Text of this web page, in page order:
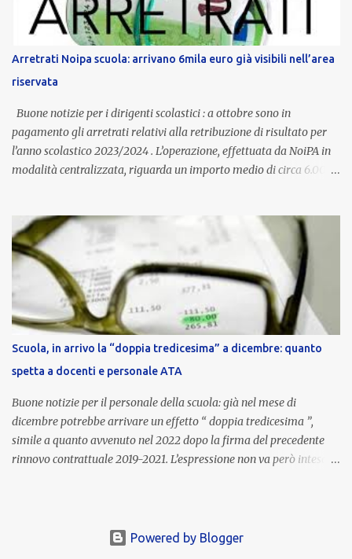
è un unicum in Italia: si tratta di una misura esclusiva della
Provincia autonoma di Bolzano, che integra in maniera stabile lo
stipendio nazionale grazie alle prerogative garantite
dall’autonomia locale. Non è un bonus temporaneo né un
compenso accessorio, ma una voce strutturale di retribuzione,
aggiornata periodicamente in base al cost...
Arretrati Noipa scuola: arrivano 6mila euro già visibili nell’area
riservata
Buone notizie per i dirigenti scolastici : a ottobre sono in
pagamento gli arretrati relativi alla retribuzione di risultato per
l’anno scolastico 2023/2024 . L’operazione, effettuata da NoiPA in
modalità centralizzata, riguarda un importo medio di circa 6.000
ordinaria di ottobre . Cos’è la retribuzione di risultato La
retribuzione di risultato rappresenta la parte variabile dello
stipendio dei dirigenti scolastici. Viene corrisposta per valorizzare
la qualità dell’attività svolta, la gestione delle risorse e il
raggiungimento degli obiettivi fissati dal Ministero dell’Istruzione
e del Merito (MIM) . Per l’anno scolastico 2023/2024, il MIM ha
completato la procedura di valutazione e trasmesso i dati a NoiPA,
che ha poi disposto la liquidazione automatica in busta paga . Gli
importi e le trattenute L’importo medio lordo riconosciuto è di 6....
Scuola, in arrivo la “doppia tredicesima” a dicembre: quanto
spetta a docenti e personale ATA
Buone notizie per il personale della scuola: già nel mese di
dicembre potrebbe arrivare un effetto “ doppia tredicesima ”,
simile a quanto avvenuto nel 2022 dopo la firma del precedente
rinnovo contrattuale 2019-2021. L’espressione non va però intesa in
un’integrazione straordinaria che, pur non raggiungendo l’importo
Powered by Blogger